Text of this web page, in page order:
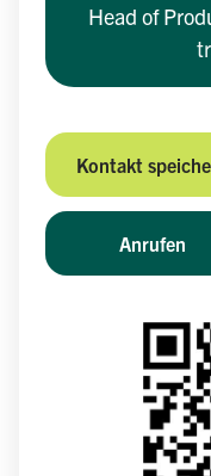
Head of
Kontakt
Anrufen